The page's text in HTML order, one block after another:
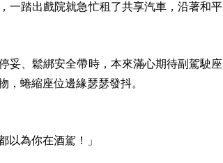
一踏出戲院就急忙租了共享汽車，沿著和平
、鬆綁安全帶時，本來滿心期待副駕駛座
，蜷縮座位邊緣瑟瑟發抖。
以為你在酒駕！」